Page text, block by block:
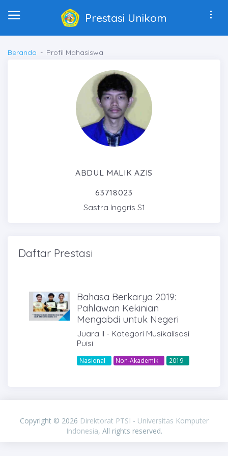
Prestasi Unikom
Beranda Profil Mahasiswa
ABDUL MALIK AZIS
63718023
Sastra Inggris S1
Daftar Prestasi
Bahasa Berkarya 2019:
Pahlawan Kekinian
Mengabdi untuk Negeri
Juara II - Kategori Musikalisasi
Puisi
Nasional Non-Akademik 2019
Copyright © 2026 Direktorat PTSI - Universitas Komputer
Indonesia, All rights reserved.